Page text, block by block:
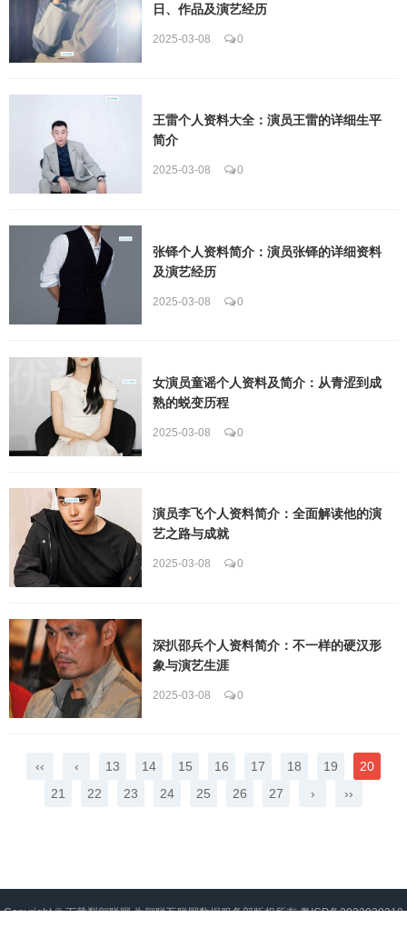
日、作品及演艺经历
2025-03-08 0
王雷个人资料大全：演员王雷的详细生平
简介
2025-03-08 0
张铎个人资料简介：演员张铎的详细资料
及演艺经历
2025-03-08 0
女演员童谣个人资料及简介：从青涩到成
熟的蜕变历程
2025-03-08 0
演员李飞个人资料简介：全面解读他的演
艺之路与成就
2025-03-08 0
深扒邵兵个人资料简介：不一样的硬汉形
象与演艺生涯
2025-03-08 0
‹‹ ‹ 13 14 15 16 17 18 19
20
21
22 23 24 25 26 27 › ››
Copyright ©下载梨翱联网为翱联互联网数据服务部版权所有粤ICP备2022020218